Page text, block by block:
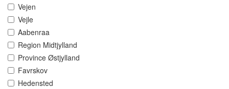
Vejen
Vejle
Aabenraa
Region Midtjylland
Province Østjylland
Favrskov
Hedensted